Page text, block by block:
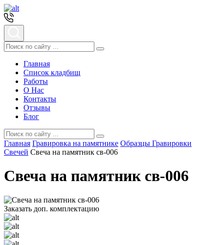
Главная
Список кладбищ
Работы
О Нас
Контакты
Отзывы
Блог
Главная Гравировка на памятнике Образцы Гравировки
Свечей Свеча на памятник св-006
Свеча на памятник св-006
Заказать доп. комплектацию